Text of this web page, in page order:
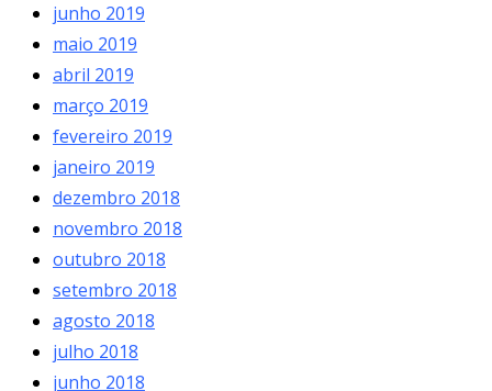
junho 2019
maio 2019
abril 2019
março 2019
fevereiro 2019
janeiro 2019
dezembro 2018
novembro 2018
outubro 2018
setembro 2018
agosto 2018
julho 2018
junho 2018